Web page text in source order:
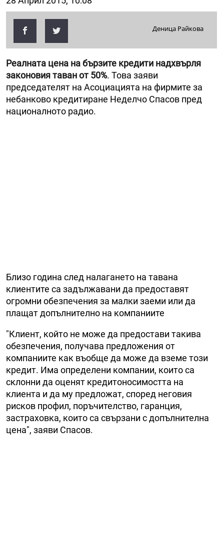
Деница Райкова
Реалната цена на бързите кредити надхвърля
законовия таван от 50%. Това заяви
председателят на Асоциацията на фирмите за
небанково кредитиране Неделчо Спасов пред
националното радио.
Близо година след налагането на тавана
клиентите са задължавани да предоставят
огромни обезпечения за малки заеми или да
плащат допълнително на компаниите
"Клиент, който не може да предостави такива
обезпечения, получава предложения от
компаниите как въобще да може да вземе този
кредит. Има определени компании, които са
склонни да оценят кредитоносимостта на
клиента и да му предложат, според неговия
рисков профил, поръчителство, гаранция,
застраховка, които са свързани с допълнителна
цена", заяви Спасов.